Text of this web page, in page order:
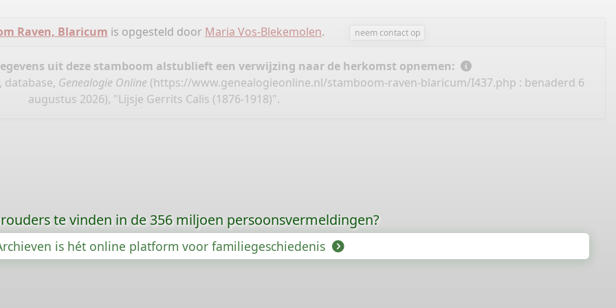
Raven, Blaricum is opgesteld door Maria Vos-Blekemolen. neem contact op
uit deze stamboom alstublieft een verwijzing naar de herkomst opnemen:
database, Genealogie Online (https://www.genealogieonline.nl/stamboom-raven-blaricum/I437.php : benaderd 6
augustus 2026), "Lijsje Gerrits Calis (1876-1918)".
te vinden in de 356 miljoen persoonsvermeldingen?
is hét online platform voor familiegeschiedenis